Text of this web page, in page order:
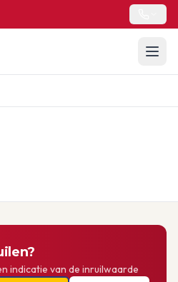
indicatie van de inruilwaarde